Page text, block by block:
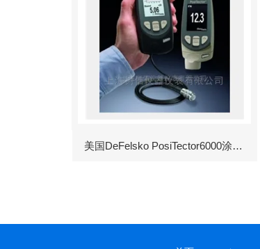
美国DeFelsko PosiTector6000涂层测厚仪